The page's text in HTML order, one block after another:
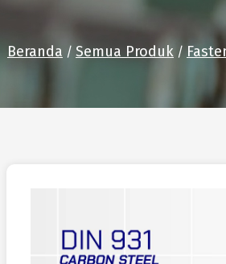
Beranda / Semua Produk /